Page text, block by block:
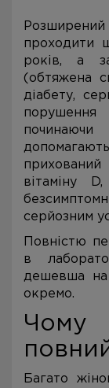
проходити
років, а
(обтяжена
діабету,
порушення
прихований
вітаміну
серйозним
Повністю
в
дешевша на
окремо.
Чому
Багато